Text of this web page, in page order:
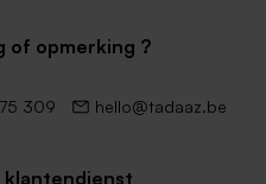
of opmerking ?
309 hello@tadaaz.be
klantendienst